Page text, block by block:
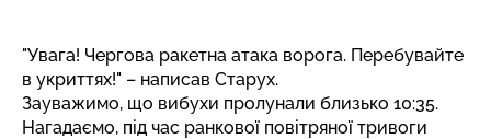
"Увага! Чергова ракетна атака ворога. Перебувайте
в укриттях!" – написав Старух.
Зауважимо, що вибухи пролунали близько 10:35.
Нагадаємо, під час ранкової повітряної тривоги